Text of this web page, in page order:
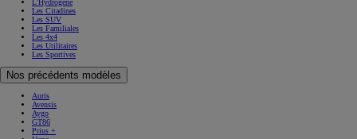
Les Citadines
Les SUV
Les Familiales
Les 4x4
Les Utilitaires
Les Sportives
Nos précédents modèles
Auris
Avensis
Aygo
GT86
Prius +